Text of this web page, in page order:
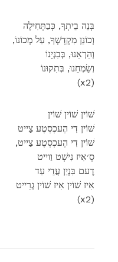
בְּנֵה בֵיתְךָ, כְּבַתְּחִילָה
,וְכוֹנֵן מִקְדָשְׁךָ, עַל מְכוֹנוֹ
וְהַרְאֵנוּ, בְּבִנְיָנוֹ
וְשַׂמְחֵנוּ, בְּתִקוּנוֹ
(x2)
שׁוֹין שׁוֹין שׁוֹין
שׁוֹין דִי הֶעכְסְטֶע צַייט
,שׁוֹין דִי הֶעכְסְטֶע צַייט
סְ׳אִיז נִישְׁט וַוייט
דֶעם בִּנְיַן עֲדֵי עַד
אִיז שׁוֹין אִיז שׁוֹין גְרֵייט
(x2)